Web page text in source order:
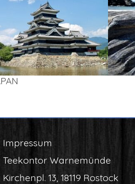
Impres­sum
Tee­kon­tor Warnemünde
Kir­chen­pl. 13, 18119 Rostock